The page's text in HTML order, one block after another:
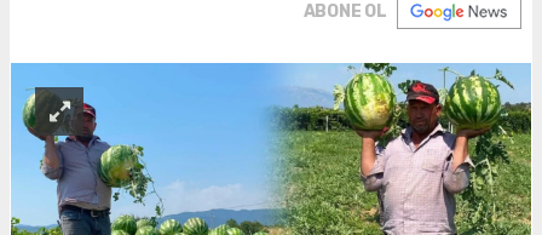
ABONE OL